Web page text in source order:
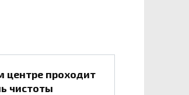
центре проходит
чистоты